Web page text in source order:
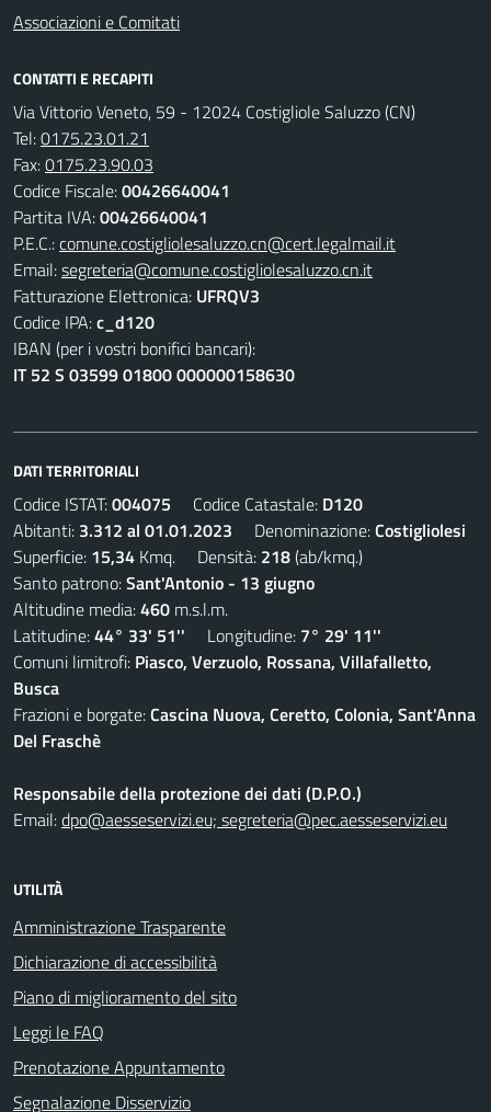
Associazioni e Comitati
CONTATTI E RECAPITI
Via Vittorio Veneto, 59 - 12024 Costigliole Saluzzo (CN)
Tel:0175.23.01.21
Fax:0175.23.90.03
Codice Fiscale:00426640041
Partita IVA:00426640041
P.E.C.:comune.costigliolesaluzzo.cn@cert.legalmail.it
Email:segreteria@comune.costigliolesaluzzo.cn.it
Fatturazione Elettronica: UFRQV3
Codice IPA:c_d120
IBAN (per i vostri bonifici bancari):
IT 52 S 03599 01800 000000158630
DATI TERRITORIALI
Codice ISTAT:004075 Codice Catastale: D120
Abitanti: 3.312 al 01.01.2023 Denominazione:Costigliolesi
Superficie: 15,34 Kmq. Densità: 218(ab/kmq.)
Santo patrono:Sant'Antonio - 13 giugno
Altitudine media:460 m.s.l.m.
Latitudine:44° 33' 51'' Longitudine: 7° 29' 11''
Comuni limitrofi: Piasco, Verzuolo, Rossana, Villafalletto,
Busca
Frazioni e borgate:Cascina Nuova, Ceretto, Colonia, Sant'Anna
Del Fraschè
Responsabile della protezione dei dati (D.P.O.)
Email:dpo@aesseservizi.eu; segreteria@pec.aesseservizi.eu
UTILITÀ
Amministrazione Trasparente
Dichiarazione di accessibilità
Piano di miglioramento del sito
Leggi le FAQ
Prenotazione Appuntamento
Segnalazione Disservizio